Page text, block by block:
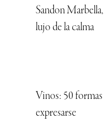
Sandon
lujo de la calma
Vinos: 50 formas
expresarse